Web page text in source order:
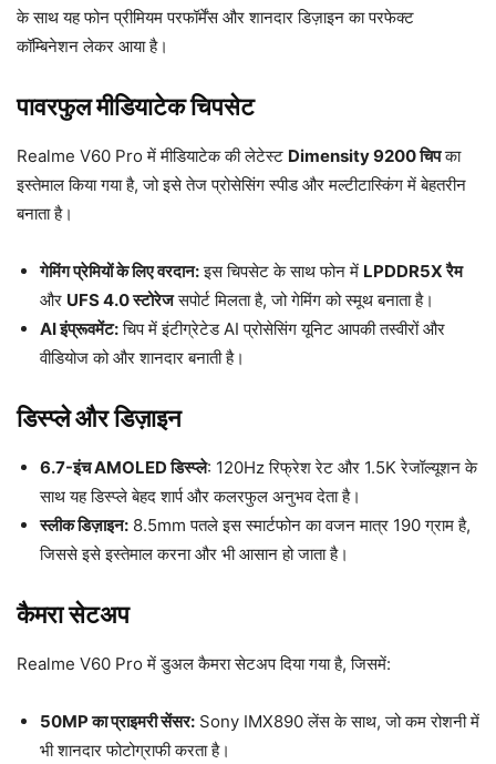
के साथ यह फोन प्रीमियम परफॉर्मेंस और शानदार डिज़ाइन का परफेक्ट
कॉम्बिनेशन लेकर आया है।
पावरफुल मीडियाटेक चिपसेट
Realme V60 Pro में मीडियाटेक की लेटेस्ट Dimensity 9200 चिपका
इस्तेमाल किया गया है, जो इसे तेज प्रोसेसिंग स्पीड और मल्टीटास्किंग में बेहतरीन
बनाता है।
गेमिंग प्रेमियों के लिए वरदान:इस चिपसेट के साथ फोन में LPDDR5X रैम
और UFS 4.0 स्टोरेजसपोर्ट मिलता है, जो गेमिंग को स्मूथ बनाता है।
AI इंप्रूवमेंट:चिप में इंटीग्रेटेड AI प्रोसेसिंग यूनिट आपकी तस्वीरों और
वीडियोज को और शानदार बनाती है।
डिस्प्ले और डिज़ाइन
6.7-इंच AMOLED डिस्प्ले: 120Hz रिफ्रेश रेट और 1.5K रेजॉल्यूशन के
साथ यह डिस्प्ले बेहद शार्प और कलरफुल अनुभव देता है।
स्लीक डिज़ाइन: 8.5mm पतले इस स्मार्टफोन का वजन मात्र 190 ग्राम है,
जिससे इसे इस्तेमाल करना और भी आसान हो जाता है।
कैमरा सेटअप
Realme V60 Pro में डुअल कैमरा सेटअप दिया गया है, जिसमें:
50MP का प्राइमरी सेंसर: Sony IMX890 लेंस के साथ, जो कम रोशनी में
भी शानदार फोटोग्राफी करता है।